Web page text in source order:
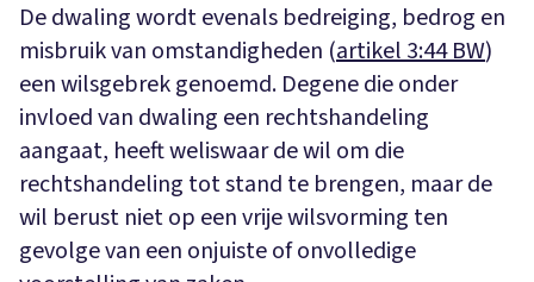
De dwaling wordt evenals bedreiging, bedrog en
misbruik van omstandigheden (artikel 3:44 BW)
een wilsgebrek genoemd. Degene die onder
invloed van dwaling een rechtshandeling
aangaat, heeft weliswaar de wil om die
rechtshandeling tot stand te brengen, maar de
wil berust niet op een vrije wilsvorming ten
gevolge van een onjuiste of onvolledige